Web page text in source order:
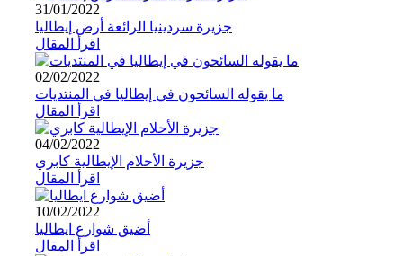
31/01/2022
جزيرة سردينيا الرائعة أرض إيطاليا
اقرأ المقال
02/02/2022
ما يقوله السائحون في إيطاليا في المنتديات
اقرأ المقال
04/02/2022
جزيرة الأحلام الإيطالية كابري
اقرأ المقال
10/02/2022
أضيق شوارع ايطاليا
اقرأ المقال